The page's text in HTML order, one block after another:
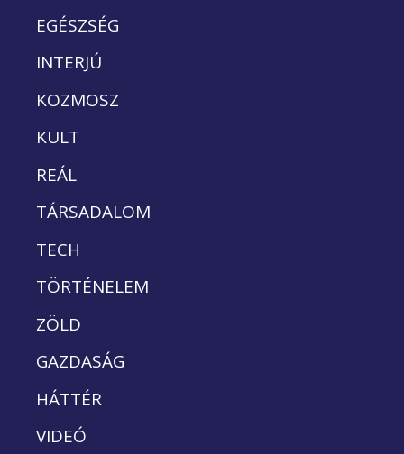
EGÉSZSÉG
INTERJÚ
KOZMOSZ
KULT
REÁL
TÁRSADALOM
TECH
TÖRTÉNELEM
ZÖLD
GAZDASÁG
HÁTTÉR
VIDEÓ